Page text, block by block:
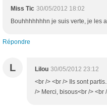
Miss Tic 30/05/2012 18:02
Bouhhhhhhhn je suis verte, je les
Répondre
L Lilou 30/05/2012 23:12
<br /> <br /> Ils sont
/> Merci, bisous<br /> <br